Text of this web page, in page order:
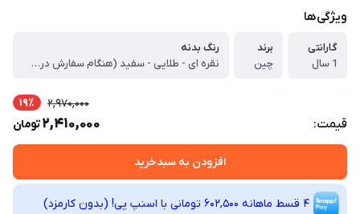
ویژگی‌ها
گارانتی
1 سال
برند
چین
رنگ بدنه
نقره ای - طلایی - سفید (هنگام سفارش در توضیحات رنگ دلخواه را بنویسید)
قیمت:
2,970,000 19٪
2,410,000تومان
افزودن به سبدخرید
4 قسط ماهانه 602,500 تومانی با اسنپ ‌پی! (بدون کارمزد)